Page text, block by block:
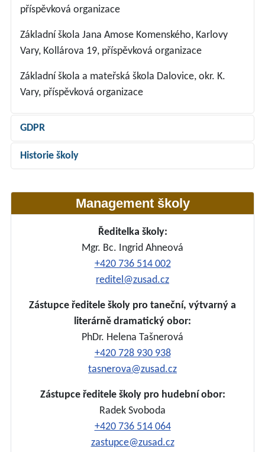
příspěvková organizace
Základní škola Jana Amose Komenského, Karlovy
Vary, Kollárova 19, příspěvková organizace
Základní škola a mateřská škola Dalovice, okr. K.
Vary, příspěvková organizace
GDPR
Historie školy
Management školy
Ředitelka školy:
Mgr. Bc. Ingrid Ahneová
+420 736 514 002
reditel@zusad.cz
Zástupce ředitele školy pro taneční, výtvarný a
literárně dramatický obor:
PhDr. Helena Tašnerová
+420 728 930 938
tasnerova@zusad.cz
Zástupce ředitele školy pro hudební obor:
Radek Svoboda
+420 736 514 064
zastupce@zusad.cz